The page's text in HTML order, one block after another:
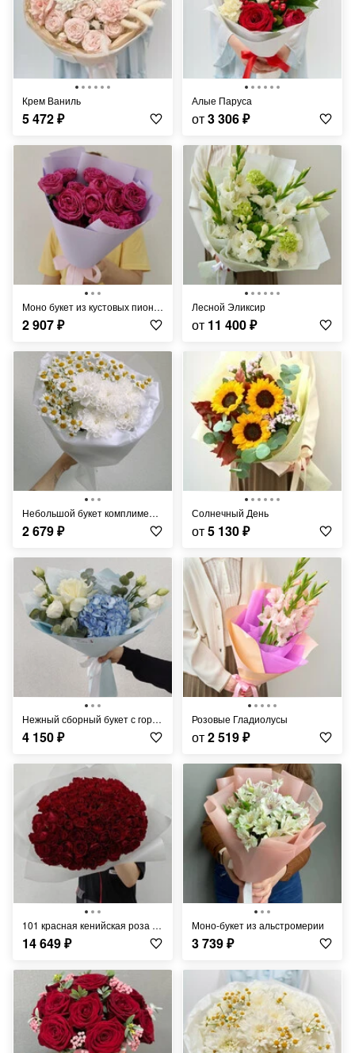
Крем Ваниль
5 472₽
Алые Паруса
от3 306₽
Моно букет из кустовых пионовидных роз
2 907₽
Лесной Эликсир
от 11 400₽
Небольшой букет комплимент с ромашками
2 679₽
Солнечный День
от5 130₽
Нежный сборный букет с гортензией и эустомой
4 150₽
Розовые Гладиолусы
от2 519₽
101 красная кенийская роза 40см
14 649₽
Моно-букет из альстромерии
3 739₽